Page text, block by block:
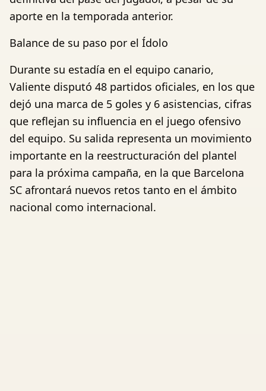
aporte en la temporada anterior.
Balance de su paso por el Ídolo
Durante su estadía en el equipo canario,
Valiente disputó 48 partidos oficiales, en los que
dejó una marca de 5 goles y 6 asistencias, cifras
que reflejan su influencia en el juego ofensivo
del equipo. Su salida representa un movimiento
importante en la reestructuración del plantel
para la próxima campaña, en la que Barcelona
SC afrontará nuevos retos tanto en el ámbito
nacional como internacional.